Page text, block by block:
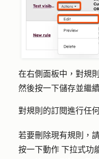
在右側面板中，對規
然後按一下儲存並繼續
對規則的訂閱進行任
若要刪除現有規則，
按一下動作 下拉式功